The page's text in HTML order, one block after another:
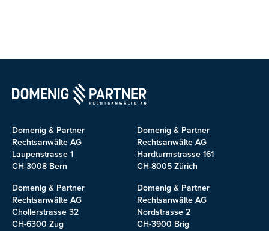
Domenig & Partner
Rechtsanwälte AG
Laupenstrasse 1
CH-3008 Bern
Domenig & Partner
Rechtsanwälte AG
Hardturmstrasse 161
CH-8005 Zürich
Domenig & Partner
Rechtsanwälte AG
Chollerstrasse 32
CH-6300 Zug
Domenig & Partner
Rechtsanwälte AG
Nordstrasse 2
CH-3900 Brig